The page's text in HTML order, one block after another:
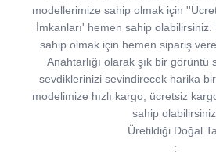
modellerimize sahip olmak için
İmkanları' hemen sahip
sahip olmak için hemen sipariş
Anahtarlığı olarak şık bir görüntü
sevdiklerinizi sevindirecek harika
modelimize hızlı kargo, ücretsiz
sahip olabilirsiniz.
Üretildiği Doğal
: